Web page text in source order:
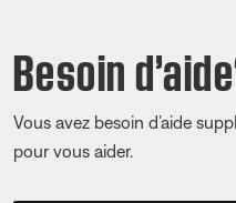
Besoin
Vous avez besoin d’aide
pour vous aider.